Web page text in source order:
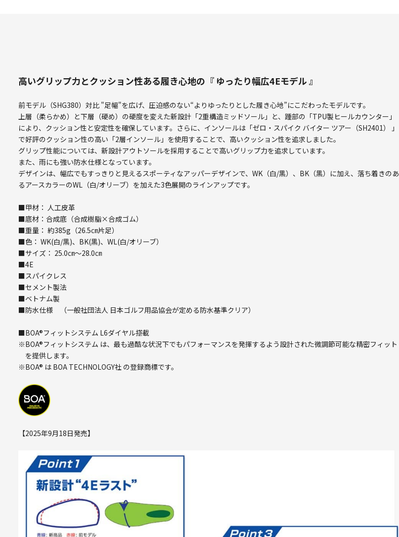
高いグリップ力とクッション性ある履き心地の『 ゆったり幅広4Eモデル 』
前モデル（SHG380）対比 "足幅"を広げ、圧迫感のない“よりゆったりとした履き心地”にこだわったモデルです。
上層（柔らかめ）と下層（硬め）の硬度を変えた新設計「2重構造ミッドソール」と、踵部の「TPU製ヒールカウンター」
により、クッション性と安定性を確保しています。さらに、インソールは「ゼロ・スパイク バイター ツアー（SH2401） 」
で好評のクッション性の高い「2層インソール」を使用することで、高いクッション性を追求しました。
グリップ性能については、新設計アウトソールを採用することで高いグリップ力を追求しています。
また、雨にも強い防水仕様となっています。
デザインは、幅広でもすっきりと見えるスポーティなアッパーデザインで、WK（白/黒）、BK（黒）に加え、落ち着きのあ
るアースカラーのWL（白/オリーブ）を加えた3色展開のラインアップです。
■甲材： 人工皮革
■底材：合成底（合成樹脂×合成ゴム）
■重量： 約385g（26.5㎝片足）
■色： WK(白/黒)、BK(黒)、WL(白/オリーブ）
■サイズ： 25.0㎝～28.0㎝
■4E
■スパイクレス
■セメント製法
■ベトナム製
■防水仕様 （一般社団法人 日本ゴルフ用品協会が定める防水基準クリア）
■BOA®フィットシステム L6ダイヤル搭載
※BOA®フィットシステム は、最も過酷な状況下でもパフォーマンスを発揮するよう設計された微調節可能な精密フィット
を提供します。
※BOA® は BOA TECHNOLOGY社 の登録商標です。
【2025年9月18日発売】